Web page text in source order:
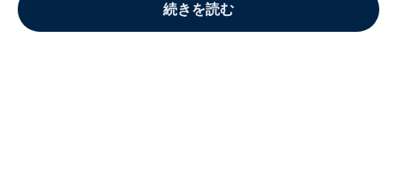
続きを読む